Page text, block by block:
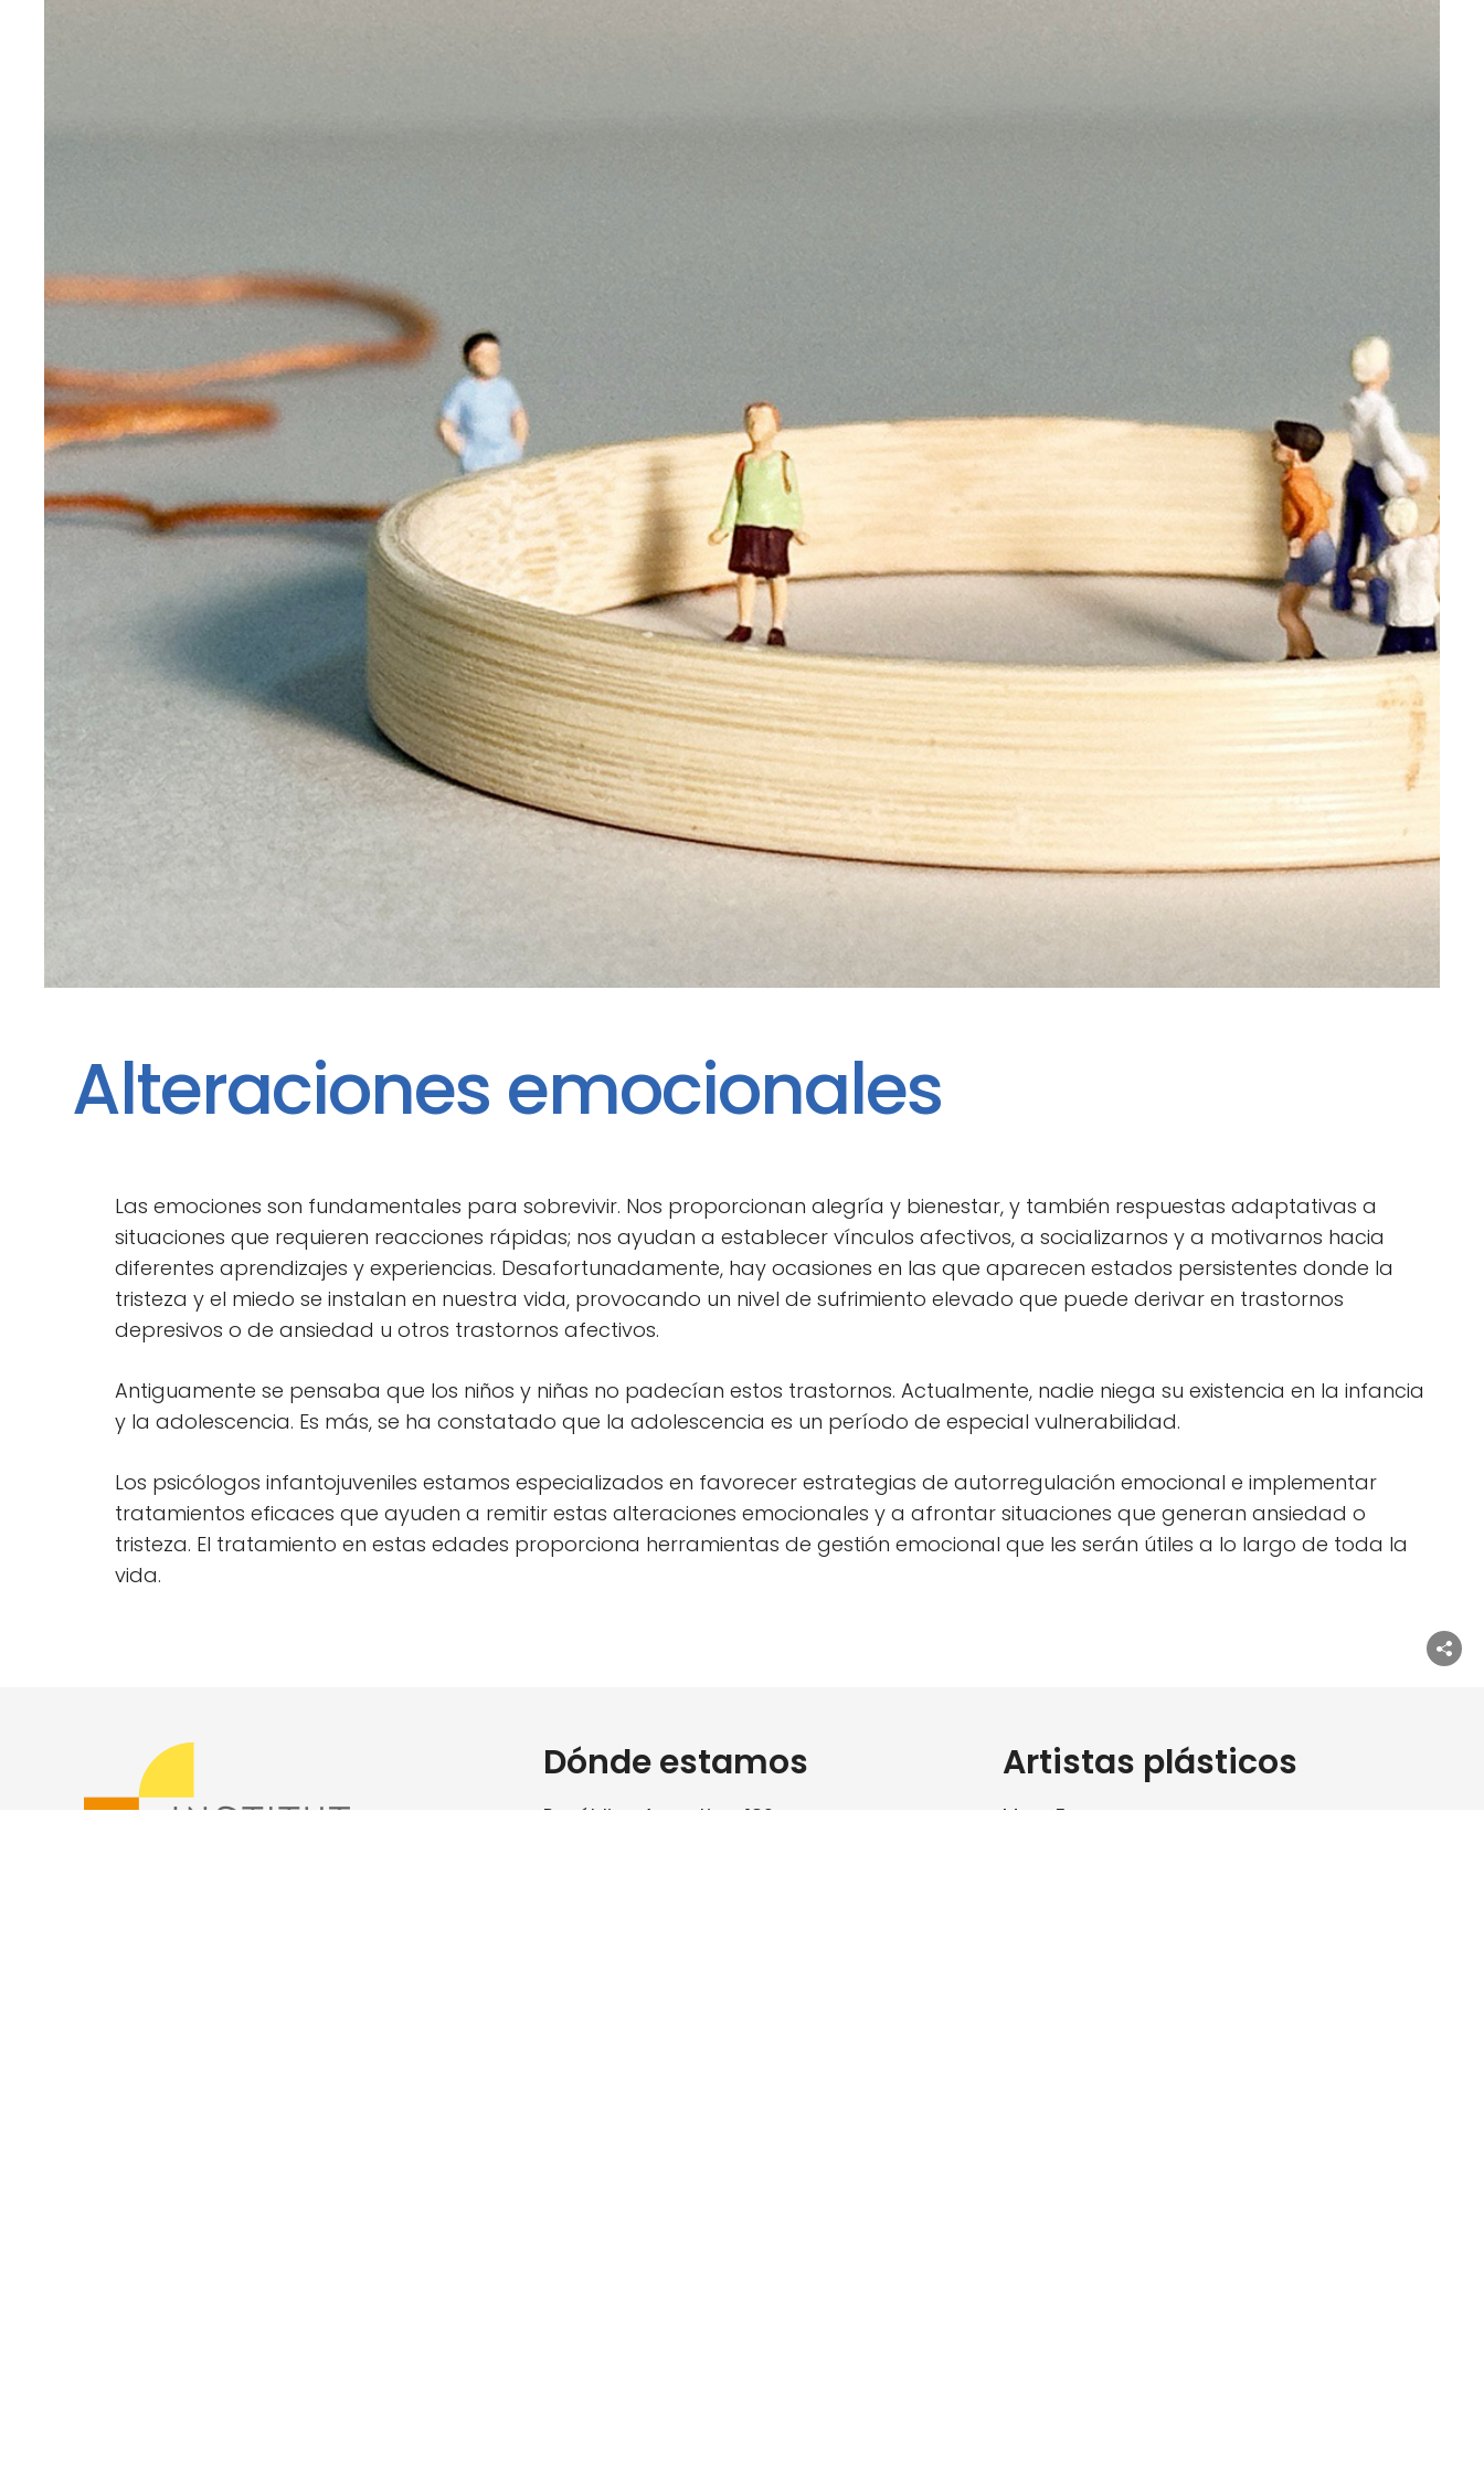
Alteraciones emocionales
Las emociones son fundamentales para sobrevivir. Nos proporcionan alegría y bienestar, y también respuestas adaptativas a
situaciones que requieren reacciones rápidas; nos ayudan a establecer vínculos afectivos, a socializarnos y a motivarnos hacia
diferentes aprendizajes y experiencias. Desafortunadamente, hay ocasiones en las que aparecen estados persistentes donde la
tristeza y el miedo se instalan en nuestra vida, provocando un nivel de sufrimiento elevado que puede derivar en trastornos
depresivos o de ansiedad u otros trastornos afectivos.
Antiguamente se pensaba que los niños y niñas no padecían estos trastornos. Actualmente, nadie niega su existencia en la infancia
y la adolescencia. Es más, se ha constatado que la adolescencia es un período de especial vulnerabilidad.
Los psicólogos infantojuveniles estamos especializados en favorecer estrategias de autorregulación emocional e implementar
tratamientos eficaces que ayuden a remitir estas alteraciones emocionales y a afrontar situaciones que generan ansiedad o
tristeza. El tratamiento en estas edades proporciona herramientas de gestión emocional que les serán útiles a lo largo de toda la
vida.
Dónde estamos
República Argentina, 182
Artistas plásticos
Marc Fons: